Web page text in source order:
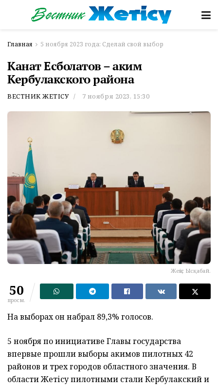
Главная 5 ноября 2023 года: Сделай свой выбор
Канат Есболатов – аким
Кербулакского района
ВЕСТНИК ЖЕТІСУ 7 ноября 2023, 15:30
Жеңіс Ысқабай.
50
просм.
На выборах он набрал 89,3% голосов.
5 ноября по инициативе Главы государства
впервые прошли выборы акимов пилотных 42
районов и трех городов областного значения. В
области Жетісу пилотными стали Кербулакский и